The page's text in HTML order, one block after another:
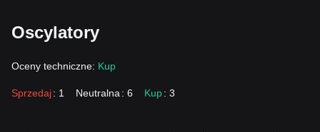
Oscylatory
Oceny techniczne: Kup
Sprzedaj: 1 Neutralna : 6 Kup: 3